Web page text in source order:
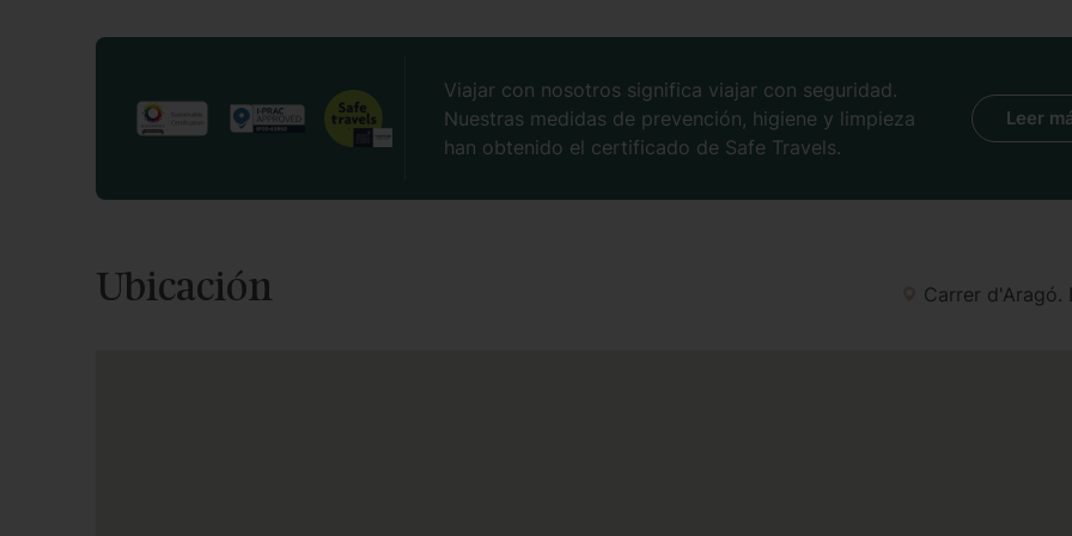
Viajar con nosotros significa viajar con seguridad.
Nuestras medidas de prevención, higiene y limpieza
han obtenido el certificado de Safe Travels.
Leer
Ubicación Carrer d'Aragó.